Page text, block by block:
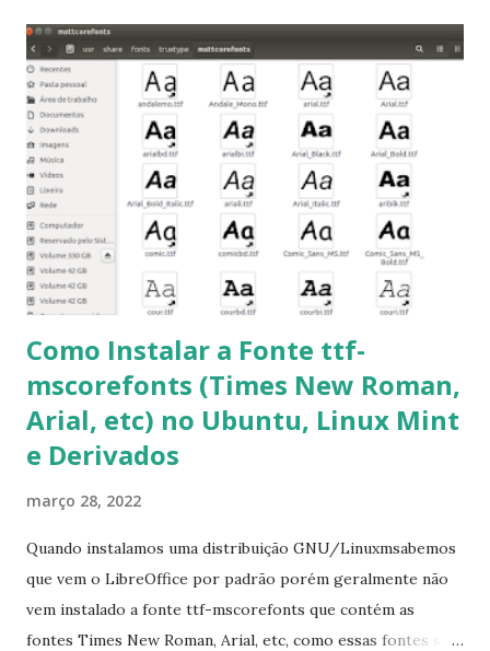
para usuários iniciantes... 1- Atualizar a lista de pacotes: $
sudo apt-get update 2- Atualizar toda a distro: $ sudo apt-
get -f dist-upgrade ou update-manager -d -c 3- Instalar
pacotes: $ sudo apt-get install [nome do pacote] 4-
Procurar arquivos corrompidos: $ sudo apt-get check 5-
Corrigir problemas de dependências, concluir instalação de
pacotes pendentes e outros erros: $ sudo apt-get -f install
6- Se o comando sudo apt-get -f install nã...
Como Instalar a Fonte ttf-
mscorefonts (Times New Roman,
Arial, etc) no Ubuntu, Linux Mint
e Derivados
março 28, 2022
Quando instalamos uma distribuição GNU/Linuxmsabemos
que vem o LibreOffice por padrão porém geralmente não
vem instalado a fonte ttf-mscorefonts que contém as
fontes Times New Roman, Arial, etc, como essas fontes são